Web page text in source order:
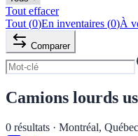
Tout effacer
Tout (0)En inventaires (0)À
Comparer
Camions lourds
0 résultats · Montréal, Québec